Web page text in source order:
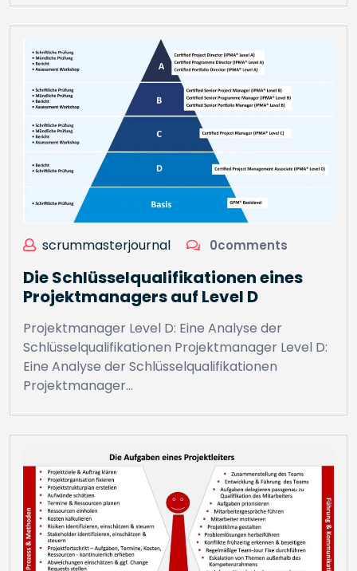
scrummasterjournal 0comments
Die Schlüsselqualifikationen eines
Projektmanagers auf Level D
Projektmanager Level D: Eine Analyse der
Schlüsselqualifikationen Projektmanager Level D:
Eine Analyse der Schlüsselqualifikationen
Projektmanager…